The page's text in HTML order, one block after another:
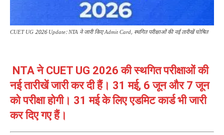
CUET UG 2026 Update: NTA ने जारी किए Admit Card, स्थगित परीक्षाओं की नई तारीखें घोषित
NTA ने CUET UG 2026 की स्थगित परीक्षाओं की
नई तारीखें जारी कर दी हैं। 31 मई, 6 जून और 7 जून
को परीक्षा होगी। 31 मई के लिए एडमिट कार्ड भी जारी
कर दिए गए हैं।